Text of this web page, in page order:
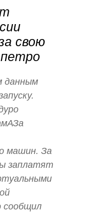
свою
данным
машин. За
заплатят